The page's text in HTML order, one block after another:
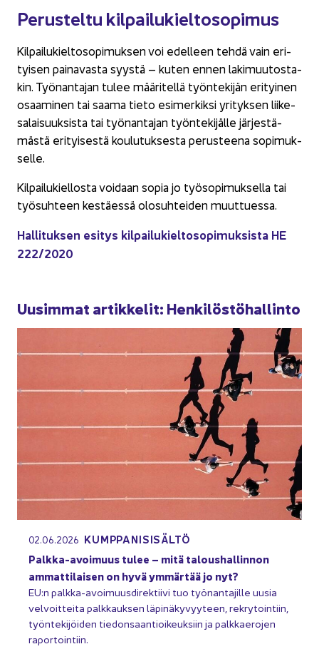
Pe­rus­tel­tu kil­pai­lu­kiel­to­so­pi­mus
Kil­pai­lu­kiel­to­so­pi­muk­sen voi edel­leen tehdä vain eri­
tyi­sen pai­na­vas­ta syys­tä – kuten ennen la­ki­muu­tos­ta­
kin. Työ­nan­ta­jan tulee mää­ri­tel­lä työn­te­ki­jän eri­tyi­nen
osaa­mi­nen tai saama tieto esi­mer­kik­si yri­tyk­sen lii­ke­
sa­lai­suuk­sis­ta tai työ­nan­ta­jan työn­te­ki­jäl­le jär­jes­tä­
mäs­tä eri­tyi­ses­tä kou­lu­tuk­ses­ta pe­rus­tee­na so­pi­muk­
sel­le.
Kil­pai­lu­kiel­los­ta voi­daan sopia jo työ­so­pi­muk­sel­la tai
työ­suh­teen kes­täes­sä olo­suh­tei­den muut­tues­sa.
Hal­li­tuk­sen esi­tys kil­pai­lu­kiel­to­so­pi­muk­sis­ta HE
222/2020
Uusim­mat ar­tik­ke­lit: Hen­ki­lös­tö­hal­lin­to
02.06.2026 KUMP­PA­NI­SI­SÄL­TÖ
Palkka-​avoimuus tulee – mitä ta­lous­hal­lin­non
am­mat­ti­lai­sen on hyvä ym­mär­tää jo nyt?
EU:n palkka-​avoimuusdirektiivi tuo työ­nan­ta­jil­le uusia
vel­voit­tei­ta palk­kauk­sen lä­pi­nä­ky­vyy­teen, rek­ry­toin­tiin,
työn­te­ki­jöi­den tie­don­saan­tioi­keuk­siin ja palk­kae­ro­jen
ra­por­toin­tiin.